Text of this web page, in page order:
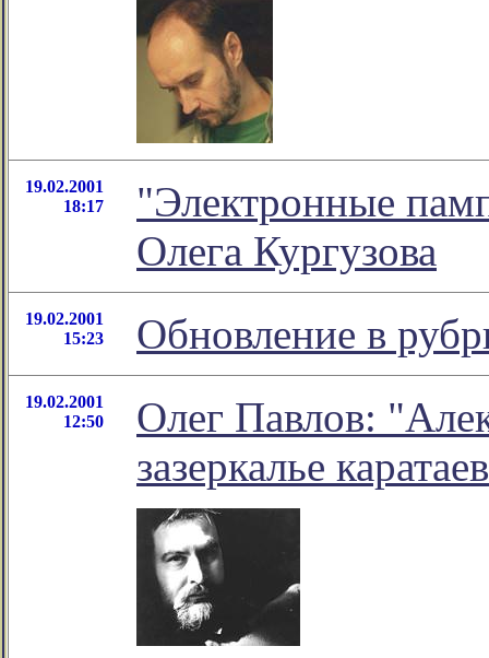
19.02.2001
18:17
"Электронные
Олега Кургузова
19.02.2001
15:23
Обновление в
19.02.2001
12:50
Олег Павлов:
зазеркалье